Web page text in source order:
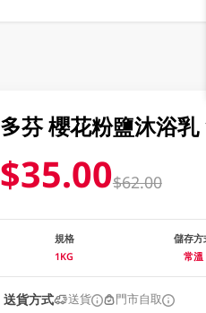
多芬 櫻花粉鹽沐浴乳
$35.00$62.00
規格
1KG
儲存方
常溫
送貨方式 送貨 門市自取